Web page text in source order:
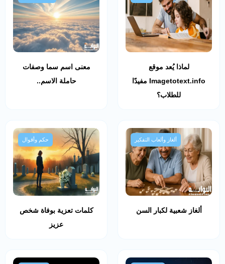
لماذا يُعد موقع
Imagetotext.info مفيدًا
للطلاب؟
معنى اسم سما وصفات
حاملة الاسم..
ألغاز وألعاب التفكير
ألغاز شعبية لكبار السن
حكم وأقوال
كلمات تعزية بوفاة شخص
عزيز